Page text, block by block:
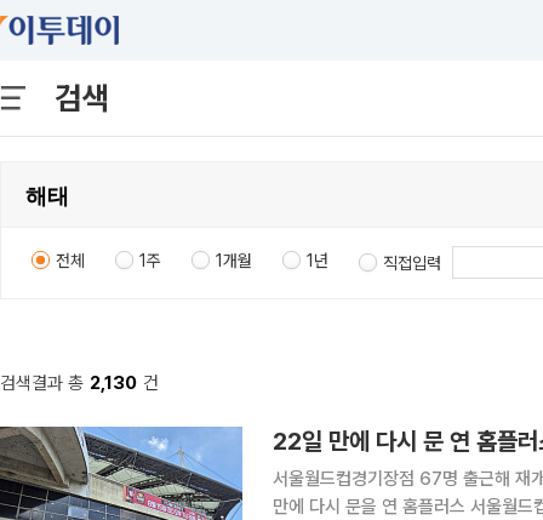
검색
전체 1주 1개월 1년 직접입력
검색결과 총 2,130 건
22일 만에 다시 문 연 홈플
서울월드컵경기장점 67명 출근해 재개
만에 다시 문을 연 홈플러스 서울월